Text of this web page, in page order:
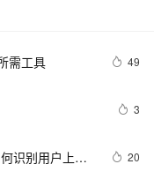
需工具 49
3
识别用户上传
20